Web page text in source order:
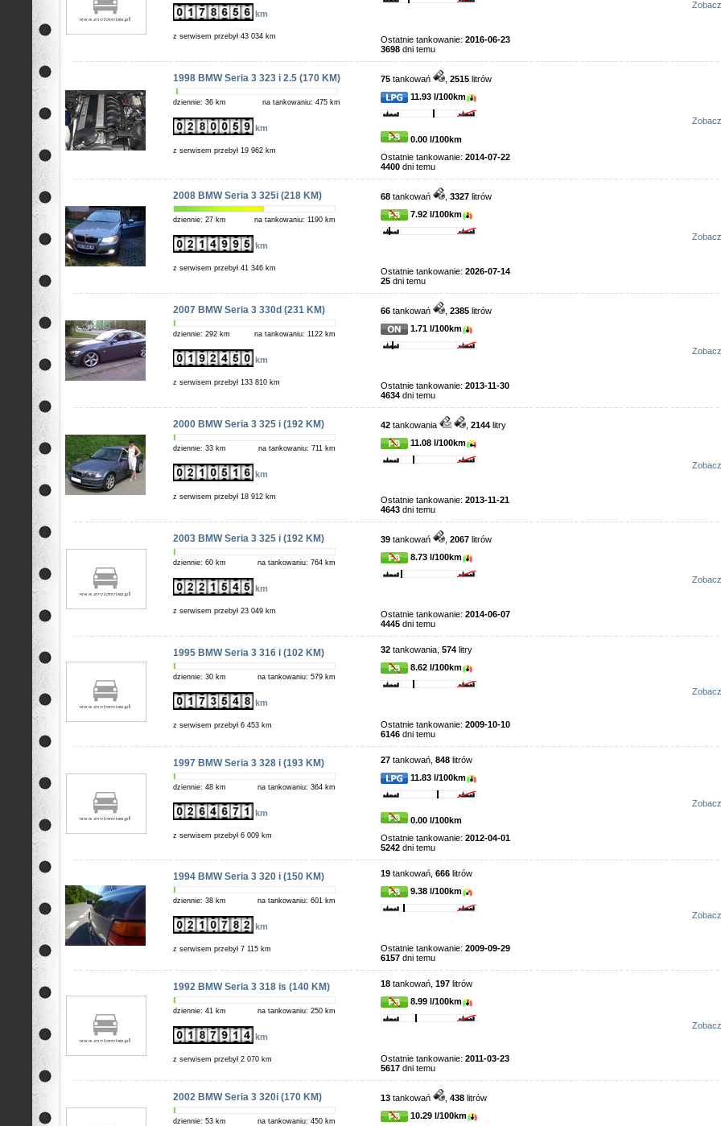
km
z serwisem przebył 43 034 km Ostatnie tankowanie: 2016-06-23
3698 dni temu
Zobacz
1998 BMW Seria 3 323 i 2.5 (170 KM)
dziennie: 36 km na tankowaniu: 475 km
km
z serwisem przebył 19 962 km
75 tankowań 2515 litrów
11.93 l/100km
0.00 l/100km
Ostatnie tankowanie: 2014-07-22
4400 dni temu
Zobacz
2008 BMW Seria 3 325i (218 KM)
dziennie: 27 km na tankowaniu: 1190 km
km
z serwisem przebył 41 346 km
68 tankowań 3327 litrów
7.92 l/100km
Ostatnie tankowanie: 2026-07-14
25 dni temu
Zobacz
2007 BMW Seria 3 330d (231 KM)
dziennie: 292 km na tankowaniu: 1122 km
km
z serwisem przebył 133 810 km
66 tankowań 2385 litrów
1.71 l/100km
Ostatnie tankowanie: 2013-11-30
4634 dni temu
Zobacz
2000 BMW Seria 3 325 i (192 KM)
dziennie: 33 km na tankowaniu: 711 km
km
z serwisem przebył 18 912 km
42 tankowania 2144 litry
11.08 l/100km
Ostatnie tankowanie: 2013-11-21
4643 dni temu
Zobacz
2003 BMW Seria 3 325 i (192 KM)
dziennie: 60 km na tankowaniu: 764 km
km
z serwisem przebył 23 049 km
39 tankowań 2067 litrów
8.73 l/100km
Ostatnie tankowanie: 2014-06-07
4445 dni temu
Zobacz
1995 BMW Seria 3 316 i (102 KM)
dziennie: 30 km na tankowaniu: 579 km
km
z serwisem przebył 6 453 km
32 tankowania, 574 litry
8.62 l/100km
Ostatnie tankowanie: 2009-10-10
6146 dni temu
Zobacz
1997 BMW Seria 3 328 i (193 KM)
dziennie: 48 km na tankowaniu: 364 km
km
z serwisem przebył 6 009 km
27 tankowań, 848 litrów
11.83 l/100km
0.00 l/100km
Ostatnie tankowanie: 2012-04-01
5242 dni temu
Zobacz
1994 BMW Seria 3 320 i (150 KM)
dziennie: 38 km na tankowaniu: 601 km
km
z serwisem przebył 7 115 km
19 tankowań, 666 litrów
9.38 l/100km
Ostatnie tankowanie: 2009-09-29
6157 dni temu
Zobacz
1992 BMW Seria 3 318 is (140 KM)
dziennie: 41 km na tankowaniu: 250 km
km
z serwisem przebył 2 070 km
18 tankowań, 197 litrów
8.99 l/100km
Ostatnie tankowanie: 2011-03-23
5617 dni temu
Zobacz
2002 BMW Seria 3 320i (170 KM)
dziennie: 53 km na tankowaniu: 450 km
13 tankowań 438 litrów
10.29 l/100km